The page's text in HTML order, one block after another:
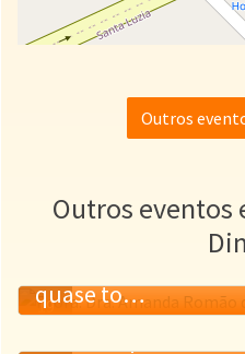
Outros
Outros eventos
19
quase to…